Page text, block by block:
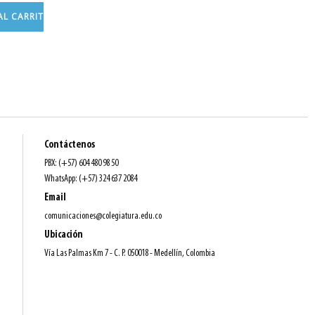
CARRITO
Contáctenos
PBX: (+57) 604 480 98 50
WhatsApp: (+57) 324 637 2084
Email
comunicaciones@colegiatura.edu.co
Ubicación
Vía Las Palmas Km 7 - C. P. 050018 - Medellín, Colombia